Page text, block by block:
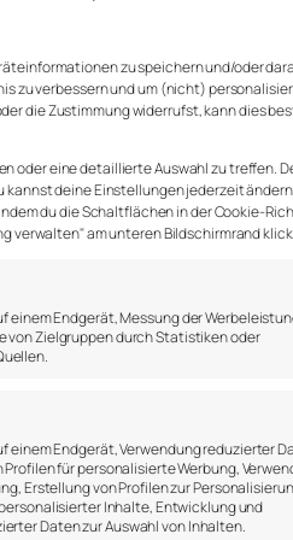
zu speichern und/oder
zu verbessern und um (nicht)
die Zustimmung widerrufst, kann dies
oder eine detaillierte Auswahl zu treffen.
kannst deine Einstellungen jederzeit
du die Schaltflächen in der Cookie-
verwalten" am unteren Bildschirmrand
einem Endgerät, Messung der
von Zielgruppen durch Statistiken oder
einem Endgerät, Verwendung reduzierter
für personalisierte Werbung,
Erstellung von Profilen zur
Inhalte, Entwicklung und
Daten zur Auswahl von Inhalten.
wie
bedient: Strategie.
nicht?
sei nur für die da
hieß es. Ich hielt
„Ich habe damit
Leben machen.